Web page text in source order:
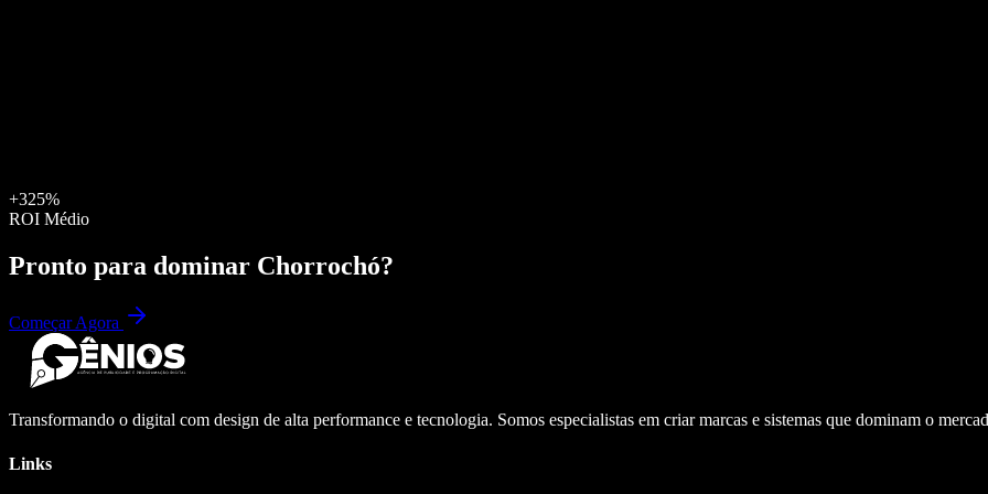
+325%
ROI Médio
Pronto para dominar Chorrochó?
Começar Agora
Transformando o digital com design de alta performance e tecnologia. Somos especialistas em criar marcas e sistemas que dominam o
Links